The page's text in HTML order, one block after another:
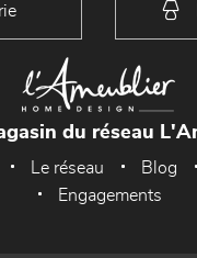
du réseau
Le réseau Blog
Engagements